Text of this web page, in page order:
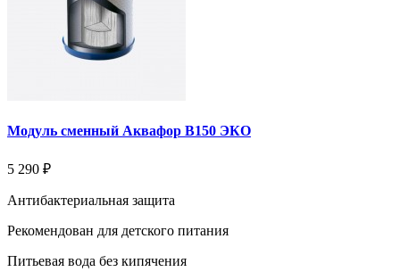
Модуль сменный Аквафор В150 ЭКО
5 290 ₽
Антибактериальная защита
Рекомендован для детского питания
Питьевая вода без кипячения